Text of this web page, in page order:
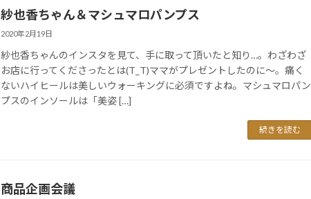
紗也香ちゃん＆マシュマロパンプス
2020年2月19日
紗也香ちゃんのインスタを見て、手に取って頂いたと知り…。わざわざ
お店に行ってくださったとは(T_T)ママがプレゼントしたのに～。痛く
ないハイヒールは美しいウォーキングに必須ですよね。マシュマロパン
プスのインソールは「美姿 […]
続きを読む
商品企画会議